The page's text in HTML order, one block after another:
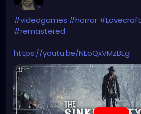
#videogames #horror #Lovecraft
#remastered
https://youtu.be/NEoQxVMzBEg